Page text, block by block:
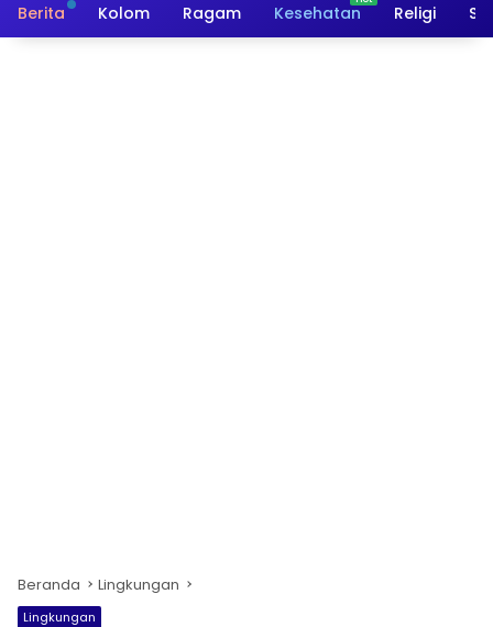
Berita Kolom Ragam Kesehatan Religi
Beranda Lingkungan
Lingkungan